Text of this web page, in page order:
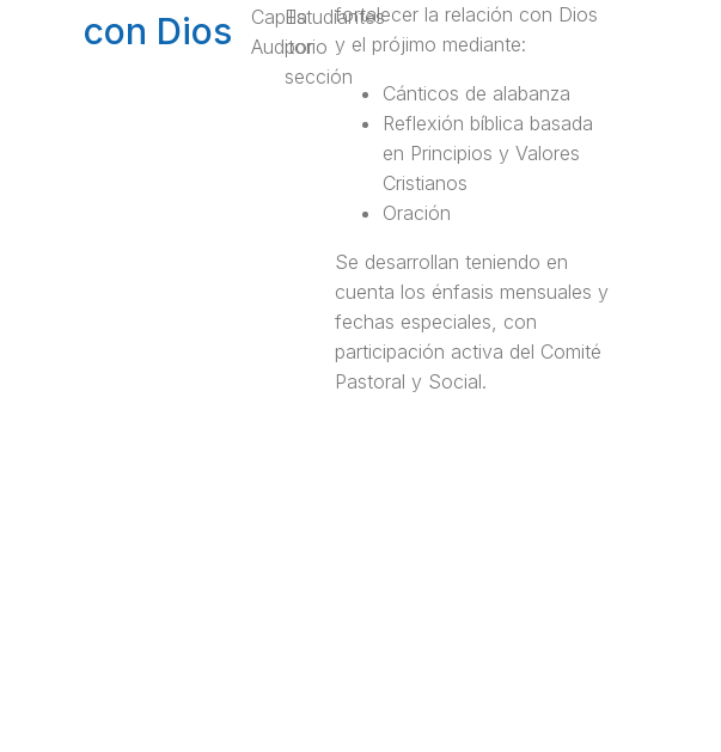
con Dios
Capilla
Auditorio
Estudiantes
por
sección
fortalecer la relación con Dios
y el prójimo mediante:
Cánticos de alabanza
Reflexión bíblica basada
en Principios y Valores
Cristianos
Oración
Se desarrollan teniendo en
cuenta los énfasis mensuales y
fechas especiales, con
participación activa del Comité
Pastoral y Social.